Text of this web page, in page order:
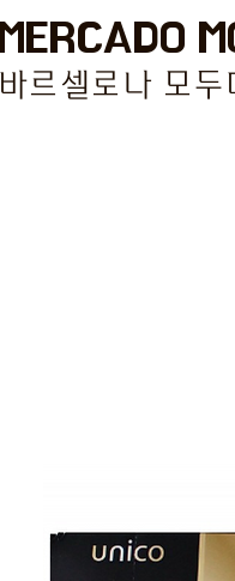
MERCADO
바르셀로나 모두